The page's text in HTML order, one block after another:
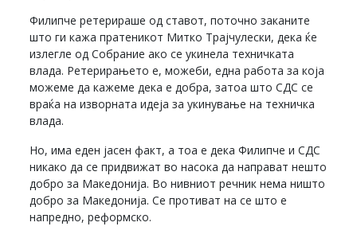
Филипче ретерираше од ставот, поточно заканите
што ги кажа пратеникот Митко Трајчулески, дека ќе
излегле од Собрание ако се укинела техничката
влада. Ретерирањето е, можеби, една работа за која
можеме да кажеме дека е добра, затоа што СДС се
враќа на изворната идеја за укинување на техничка
влада.
Но, има еден јасен факт, а тоа е дека Филипче и СДС
никако да се придвижат во насока да направат нешто
добро за Македонија. Во нивниот речник нема ништо
добро за Македонија. Се противат на се што е
напредно, реформско.